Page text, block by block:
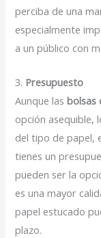
perciba de una
especialmente
a un público con
3. Presupuesto
Aunque lasbolsas
opción asequible,
del tipo de papel,
tienes un
pueden ser la
es una mayor
papel estucado
plazo.